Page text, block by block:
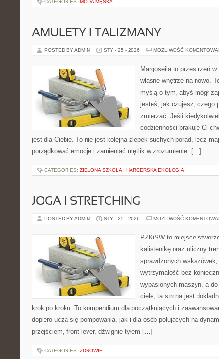
CATEGORIES: MODA MĘSKA
AMULETY I TALIZMANY
POSTED BY ADMIN STY - 25 - 2026 MOŻLIWOŚĆ
Margoseila to przestrzeń
własne wnętrze na nowo.
myślą o tym, abyś mógł
jesteś, jak czujesz, czego
zmierzać. Jeśli
codzienności brakuje Ci
jest dla Ciebie. To nie jest kolejna zlepek suchych porad, lecz
porządkować emocje i zamieniać mętlik w zrozumienie. […]
CATEGORIES: ZIELONA SZKOŁA I HARCERSKA EKOLOGIA
JOGA I STRETCHING
POSTED BY ADMIN STY - 25 - 2026 MOŻLIWOŚĆ
PZKiSW to miejsce
kalistenikę oraz uliczny
sprawdzonych
wytrzymałość bez
wypasionych maszyn, a
ciele, ta strona jest
krok po kroku. To kompendium dla początkujących i
dopiero uczą się pompowania, jak i dla osób polujących na
przejściem, front lever, dźwignię tyłem […]
CATEGORIES: ZDROWIE